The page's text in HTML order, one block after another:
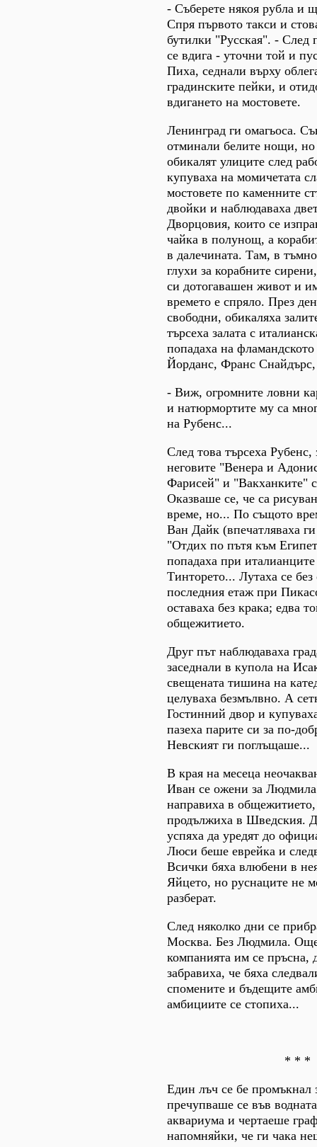
- Съберете някоя рубла и
Спря първото такси и
бутилки "Русская". - След
се вдига - уточни той и
Пиха, седнали върху
градинските пейки, и
вдигането на мостовете.
Ленинград ги омагьоса.
отминали белите нощи, но
обикалят улиците след
купуваха на момичетата
мостовете по каменните
двойки и наблюдаваха
Дворцовия, които се
чайка в полунощ, а
в далечината. Там, в
глухи за корабните
си дотогавашен живот и
времето е спряло. През
свободни, обикаляха
търсеха залата с
попадаха на
Йорданс, Франс
- Виж, огромните ловни
и натюрмортите му са
на Рубенс...
След това търсеха Рубенс,
неговите "Венера и
Фарисей" и "Вакханките"
Оказваше се, че са
време, но... По същото
Ван Дайк (впечатляваха
"Отдих по пътя към
попадаха при
Тинторето... Лутаха се без
последния етаж при
оставаха без крака; едва
общежитието.
Друг път наблюдаваха
заседнали в купола на
свещената тишина на
целуваха безмълвно. А
Гостинний двор и
пазеха парите си за по-
Невският ги поглъщаше...
В края на месеца
Иван се ожени за
направиха в общежитието,
продължиха в Шведския.
успяха да уредят до
Люси беше еврейка и
Всички бяха влюбени в
Яйцето, но руснаците не
разберат.
След няколко дни се
Москва. Без Людмила.
компанията им се пръсна,
забравиха, че бяха
спомените и бъдещите
амбициите се стопиха...
* * *
Един лъч се бе промъкнал
пречупваше се във
аквариума и чертаеше
напомняйки, че ги чака